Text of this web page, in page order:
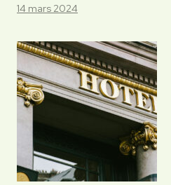
14 mars 2024